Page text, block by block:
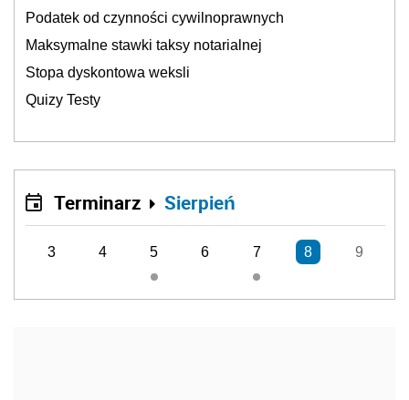
Podatek od czynności cywilnoprawnych
Maksymalne stawki taksy notarialnej
Stopa dyskontowa weksli
Quizy Testy
Terminarz Sierpień
3 4 5 6 7 8 9